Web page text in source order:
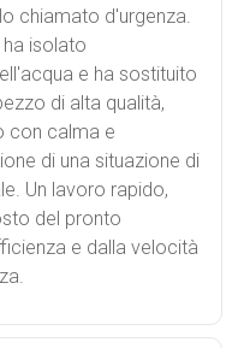
chiamato d'urgenza.
isolato
e ha sostituito
di alta qualità,
con calma e
di una situazione di
Un lavoro rapido,
del pronto
e dalla velocità